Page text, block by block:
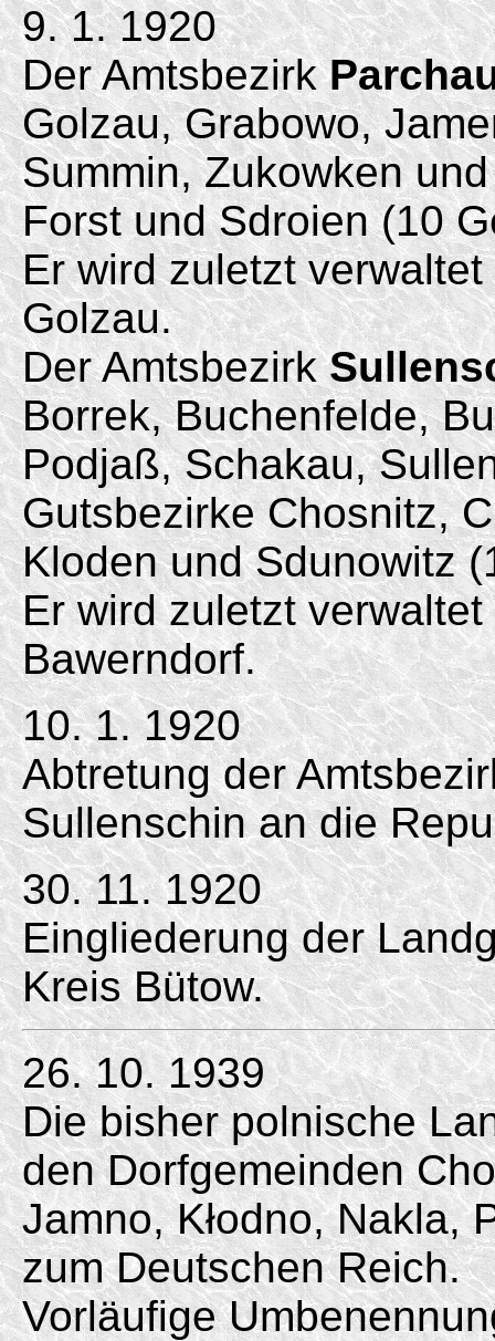
9. 1. 1920
Der Amtsbezirk
Golzau, Grabowo,
Summin, Zukowken
Forst und Sdroien (10
Er wird zuletzt
Golzau.
Der Amtsbezirk
Borrek, Buchenfelde,
Podjaß, Schakau,
Gutsbezirke Chosnitz,
Kloden und Sdunowitz
Er wird zuletzt
Bawerndorf.
10. 1. 1920
Abtretung der
Sullenschin an die
30. 11. 1920
Eingliederung der
Kreis Bütow.
26. 10. 1939
Die bisher polnische
den Dorfgemeinden
Jamno, Kłodno, Nakla,
zum Deutschen Reich.
Vorläufige